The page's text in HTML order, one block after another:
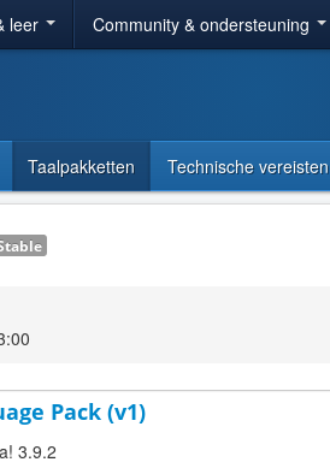
leer Community & ondersteuning
Taalpakketten Technische vereisten
Pack (v1)
3.9.2